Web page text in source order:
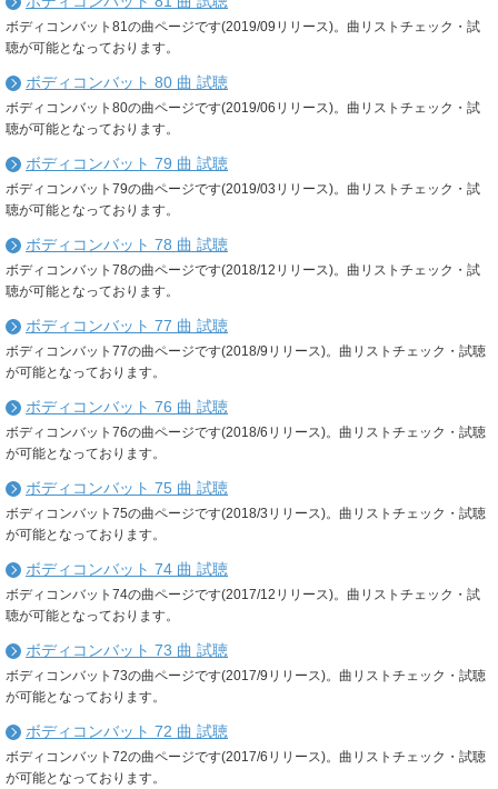
ボディコンバット81の曲ページです(2019/09リリース)。曲リストチェック・試
聴が可能となっております。
ボディコンバット 80 曲 試聴
ボディコンバット80の曲ページです(2019/06リリース)。曲リストチェック・試
聴が可能となっております。
ボディコンバット 79 曲 試聴
ボディコンバット79の曲ページです(2019/03リリース)。曲リストチェック・試
聴が可能となっております。
ボディコンバット 78 曲 試聴
ボディコンバット78の曲ページです(2018/12リリース)。曲リストチェック・試
聴が可能となっております。
ボディコンバット 77 曲 試聴
ボディコンバット77の曲ページです(2018/9リリース)。曲リストチェック・試聴
が可能となっております。
ボディコンバット 76 曲 試聴
ボディコンバット76の曲ページです(2018/6リリース)。曲リストチェック・試聴
が可能となっております。
ボディコンバット 75 曲 試聴
ボディコンバット75の曲ページです(2018/3リリース)。曲リストチェック・試聴
が可能となっております。
ボディコンバット 74 曲 試聴
ボディコンバット74の曲ページです(2017/12リリース)。曲リストチェック・試
聴が可能となっております。
ボディコンバット 73 曲 試聴
ボディコンバット73の曲ページです(2017/9リリース)。曲リストチェック・試聴
が可能となっております。
ボディコンバット 72 曲 試聴
ボディコンバット72の曲ページです(2017/6リリース)。曲リストチェック・試聴
が可能となっております。